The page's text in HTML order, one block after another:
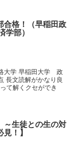
合格！（早稲田政
学部）
大学 早稲田大学 政
長文読解がかなり良
て解くクセができ
生徒との生の対
！】